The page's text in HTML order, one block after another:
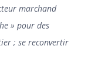
marchand
» pour des
; se reconvertir